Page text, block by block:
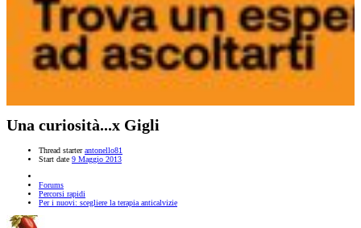
Una curiosità...x Gigli
Thread starter antonello81
Start date 9 Maggio 2013
Forums
Percorsi rapidi
Per i nuovi: scegliere la terapia anticalvizie